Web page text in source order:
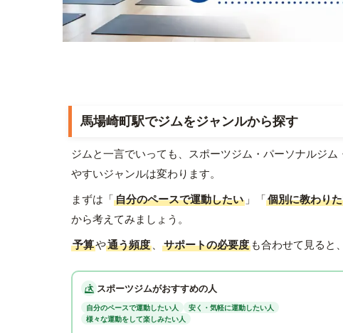
馬場崎町駅でジムをジャンルから探す
ジムと一言でいっても、スポーツジム・パーソナルジ
やすいジャンルは変わります。
まずは「自分のペースで運動したい 」「個別に教わり
から考えてみましょう。
予算や通う頻度 、 サポートの必要度 も合わせて見ると
スポーツジムがおすすめの人
自分のペースで運動したい人
安く・気軽に運動したい人
様々な運動をして楽しみたい人